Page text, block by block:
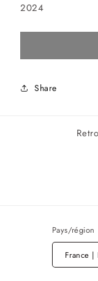
2024
Share
Pays/région